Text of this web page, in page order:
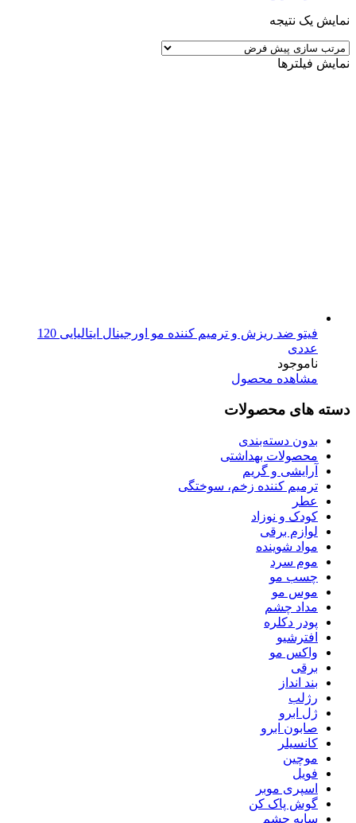
نمایش یک نتیجه
نمایش فیلترها
فیتو ضد ریزش و ترمیم کننده مو اورجینال ایتالیایی 120
عددی
ناموجود
مشاهده محصول
دسته های محصولات
بدون دسته‌بندی
محصولات بهداشتی
آرایشی و گریم
ترمیم کننده زخم، سوختگی
عطر
کودک و نوزاد
لوازم برقی
مواد شوینده
موم سرد
چسب مو
موس مو
مداد چشم
پودر دکلره
افترشیو
واکس مو
برقی
بند انداز
رژلب
ژل ابرو
صابون ابرو
کانسیلر
موچین
فویل
اسپری موبر
گوش پاک کن
سایه چشم